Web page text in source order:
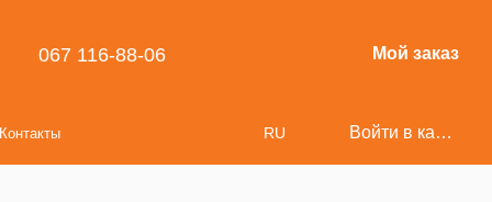
067 116-88-06 Мой заказ
Контакты RU Войти в кабинет